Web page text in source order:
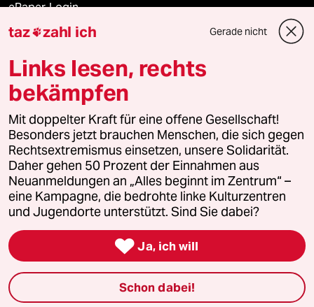
ePaper Login
Downloads für Abonnierende
© 2026 taz Verlags und Vertriebs GmbH
Alle Rechte vorbehalten. Bei rechtlichen Fragen oder für Genehmigungen
wenden Sie sich bitte an
lizenzen@taz.de
Feedback Redaktionsstatut Kommune-Richtlinien
Leitlinie Informant Datenschutz Impressum AGB
Seitenwende Einwilligungen widerrufen (Ads)
taz zahl ich Gerade nicht
Links lesen, rechts
bekämpfen
Mit doppelter Kraft für eine offene Gesellschaft!
Besonders jetzt brauchen Menschen, die sich gegen
Rechtsextremismus einsetzen, unsere Solidarität.
Daher gehen 50 Prozent der Einnahmen aus
Neuanmeldungen an „Alles beginnt im Zentrum“ –
eine Kampagne, die bedrohte linke Kulturzentren
und Jugendorte unterstützt. Sind Sie dabei?
 Ja, ich will
Schon dabei!